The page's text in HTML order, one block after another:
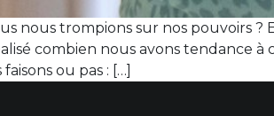
nous trompions sur nos pouvoirs
combien nous avons tendance
ou pas : […]